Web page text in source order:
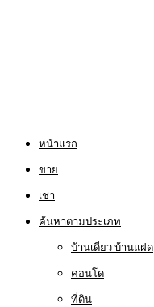
หน้าแรก
ขาย
เช่า
ค้นหาตามประเภท
บ้านเดี่ยว บ้านแฝด
คอนโด
ที่ดิน